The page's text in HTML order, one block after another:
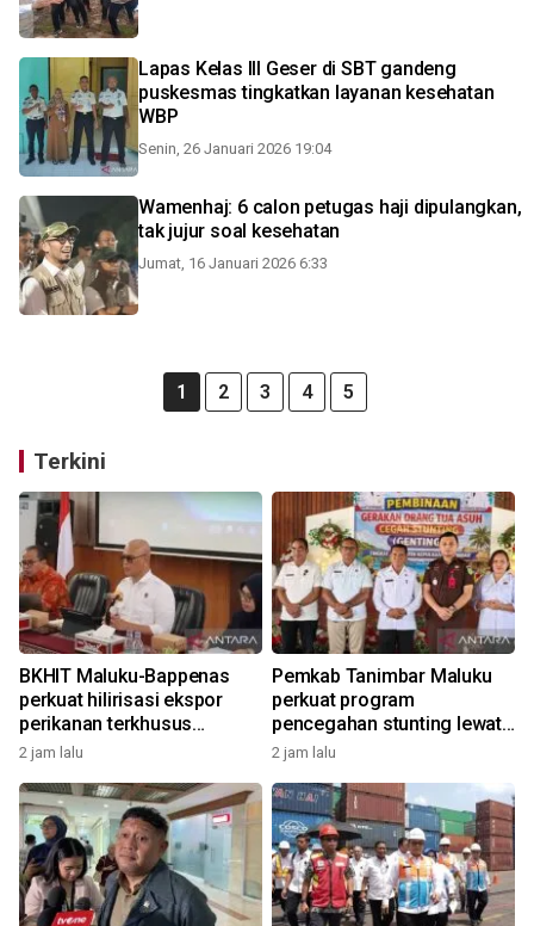
Lapas Kelas III Geser di SBT gandeng
puskesmas tingkatkan layanan kesehatan
WBP
Senin, 26 Januari 2026 19:04
Wamenhaj: 6 calon petugas haji dipulangkan,
tak jujur soal kesehatan
Jumat, 16 Januari 2026 6:33
1 2 3 4 5
Terkini
BKHIT Maluku-Bappenas
perkuat hilirisasi ekspor
perikanan terkhusus
komoditas TCT
2 jam lalu
Pemkab Tanimbar Maluku
perkuat program
pencegahan stunting lewat
Genting 2026
2 jam lalu